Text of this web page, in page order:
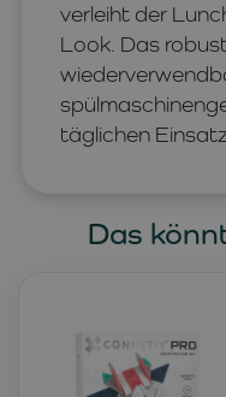
verleiht der
Look. Das
täglichen
Das